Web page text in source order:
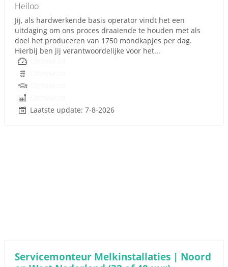
Heiloo
Jij, als hardwerkende basis operator vindt het een
uitdaging om ons proces draaiende te houden met als
doel het produceren van 1750 mondkapjes per dag.
Hierbij ben jij verantwoordelijke voor het...
Laatste update: 7-8-2026
Servicemonteur Melkinstallaties | Noord